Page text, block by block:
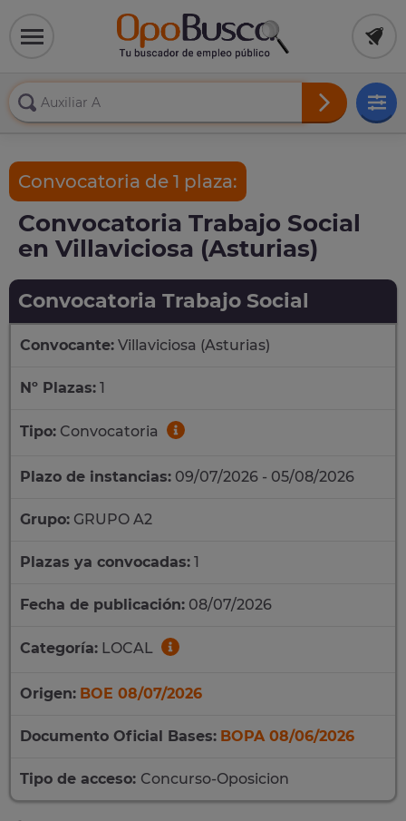
Convocatoria de 1 plaza:
Convocatoria Trabajo Social
en Villaviciosa (Asturias)
Convocatoria Trabajo Social
Convocante: Villaviciosa (Asturias)
Nº Plazas: 1
Tipo: Convocatoria
Plazo de instancias: 09/07/2026 - 05/08/2026
Grupo: GRUPO A2
Plazas ya convocadas: 1
Fecha de publicación: 08/07/2026
Categoría: LOCAL
Origen: BOE 08/07/2026
Documento Oficial Bases: BOPA 08/06/2026
Tipo de acceso: Concurso-Oposicion